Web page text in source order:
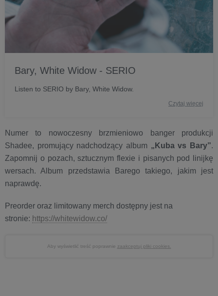
Bary, White Widow - SERIO
Listen to SERIO by Bary, White Widow.
Czytaj więcej
Numer to nowoczesny brzmieniowo banger produkcji
Shadee, promujący nadchodzący album „Kuba vs Bary”.
Zapomnij o pozach, sztucznym flexie i pisanych pod linijkę
wersach. Album przedstawia Barego takiego, jakim jest
naprawdę.
Preorder oraz limitowany merch dostępny jest na
stronie: https://whitewidow.co/
Aby wyświetlić treść poprawnie zaakceptuj pliki cookies.